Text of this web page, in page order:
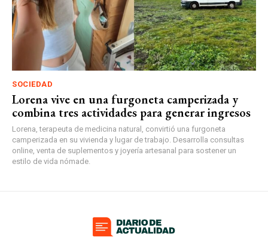
SOCIEDAD
Lorena vive en una furgoneta camperizada y
combina tres actividades para generar ingresos
Lorena, terapeuta de medicina natural, convirtió una furgoneta
camperizada en su vivienda y lugar de trabajo. Desarrolla consultas
online, venta de suplementos y joyería artesanal para sostener un
estilo de vida nómade.